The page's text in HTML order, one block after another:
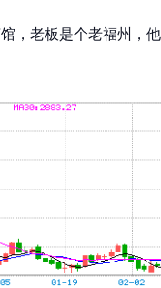
，老板是个老福州，